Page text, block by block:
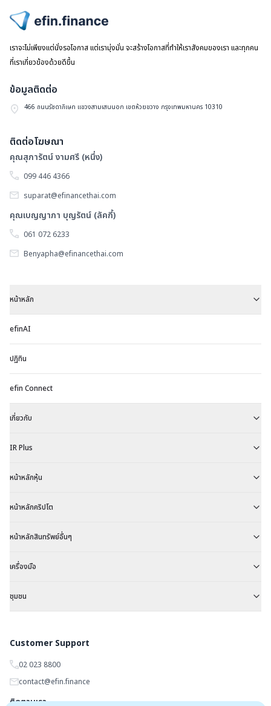
ไปหน้าแรก
เราจะไม่เพียงแต่นั่งรอโอกาส แต่เรามุ่งมั่น จะสร้างโอกาสที่ทำให้เราสังคมของเรา และทุกคน
ที่เราเกี่ยวข้องด้วยดีขึ้น
ข้อมูลติดต่อ
466 ถนนรัชดาภิเษก แขวงสามเสนนอก เขตห้วยขวาง กรุงเทพมหานคร 10310
ติดต่อโฆษณา
คุณสุภารัตน์ งามศรี (หนึ่ง)
099 446 4366
suparat@efinancethai.com
คุณเบญญาภา บุญรัตน์ (ลัคกี้)
061 072 6233
Benyapha@efinancethai.com
หน้าหลัก
efinAI
ปฏิทิน
efin Connect
เกี่ยวกับ
IR Plus
หน้าหลักหุ้น
หน้าหลักคริปโต
หน้าหลักสินทรัพย์อื่นๆ
เครื่องมือ
ชุมชน
Customer Support
02 023 8800
contact@efin.finance
ติดตามเรา